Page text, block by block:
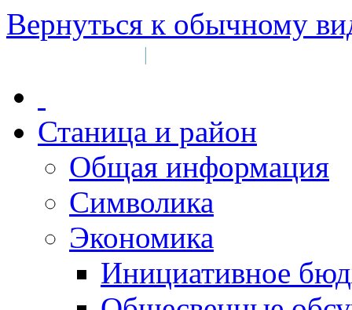
Вернуться к обычному
|
Станица и район
Общая информация
Символика
Экономика
Инициативное